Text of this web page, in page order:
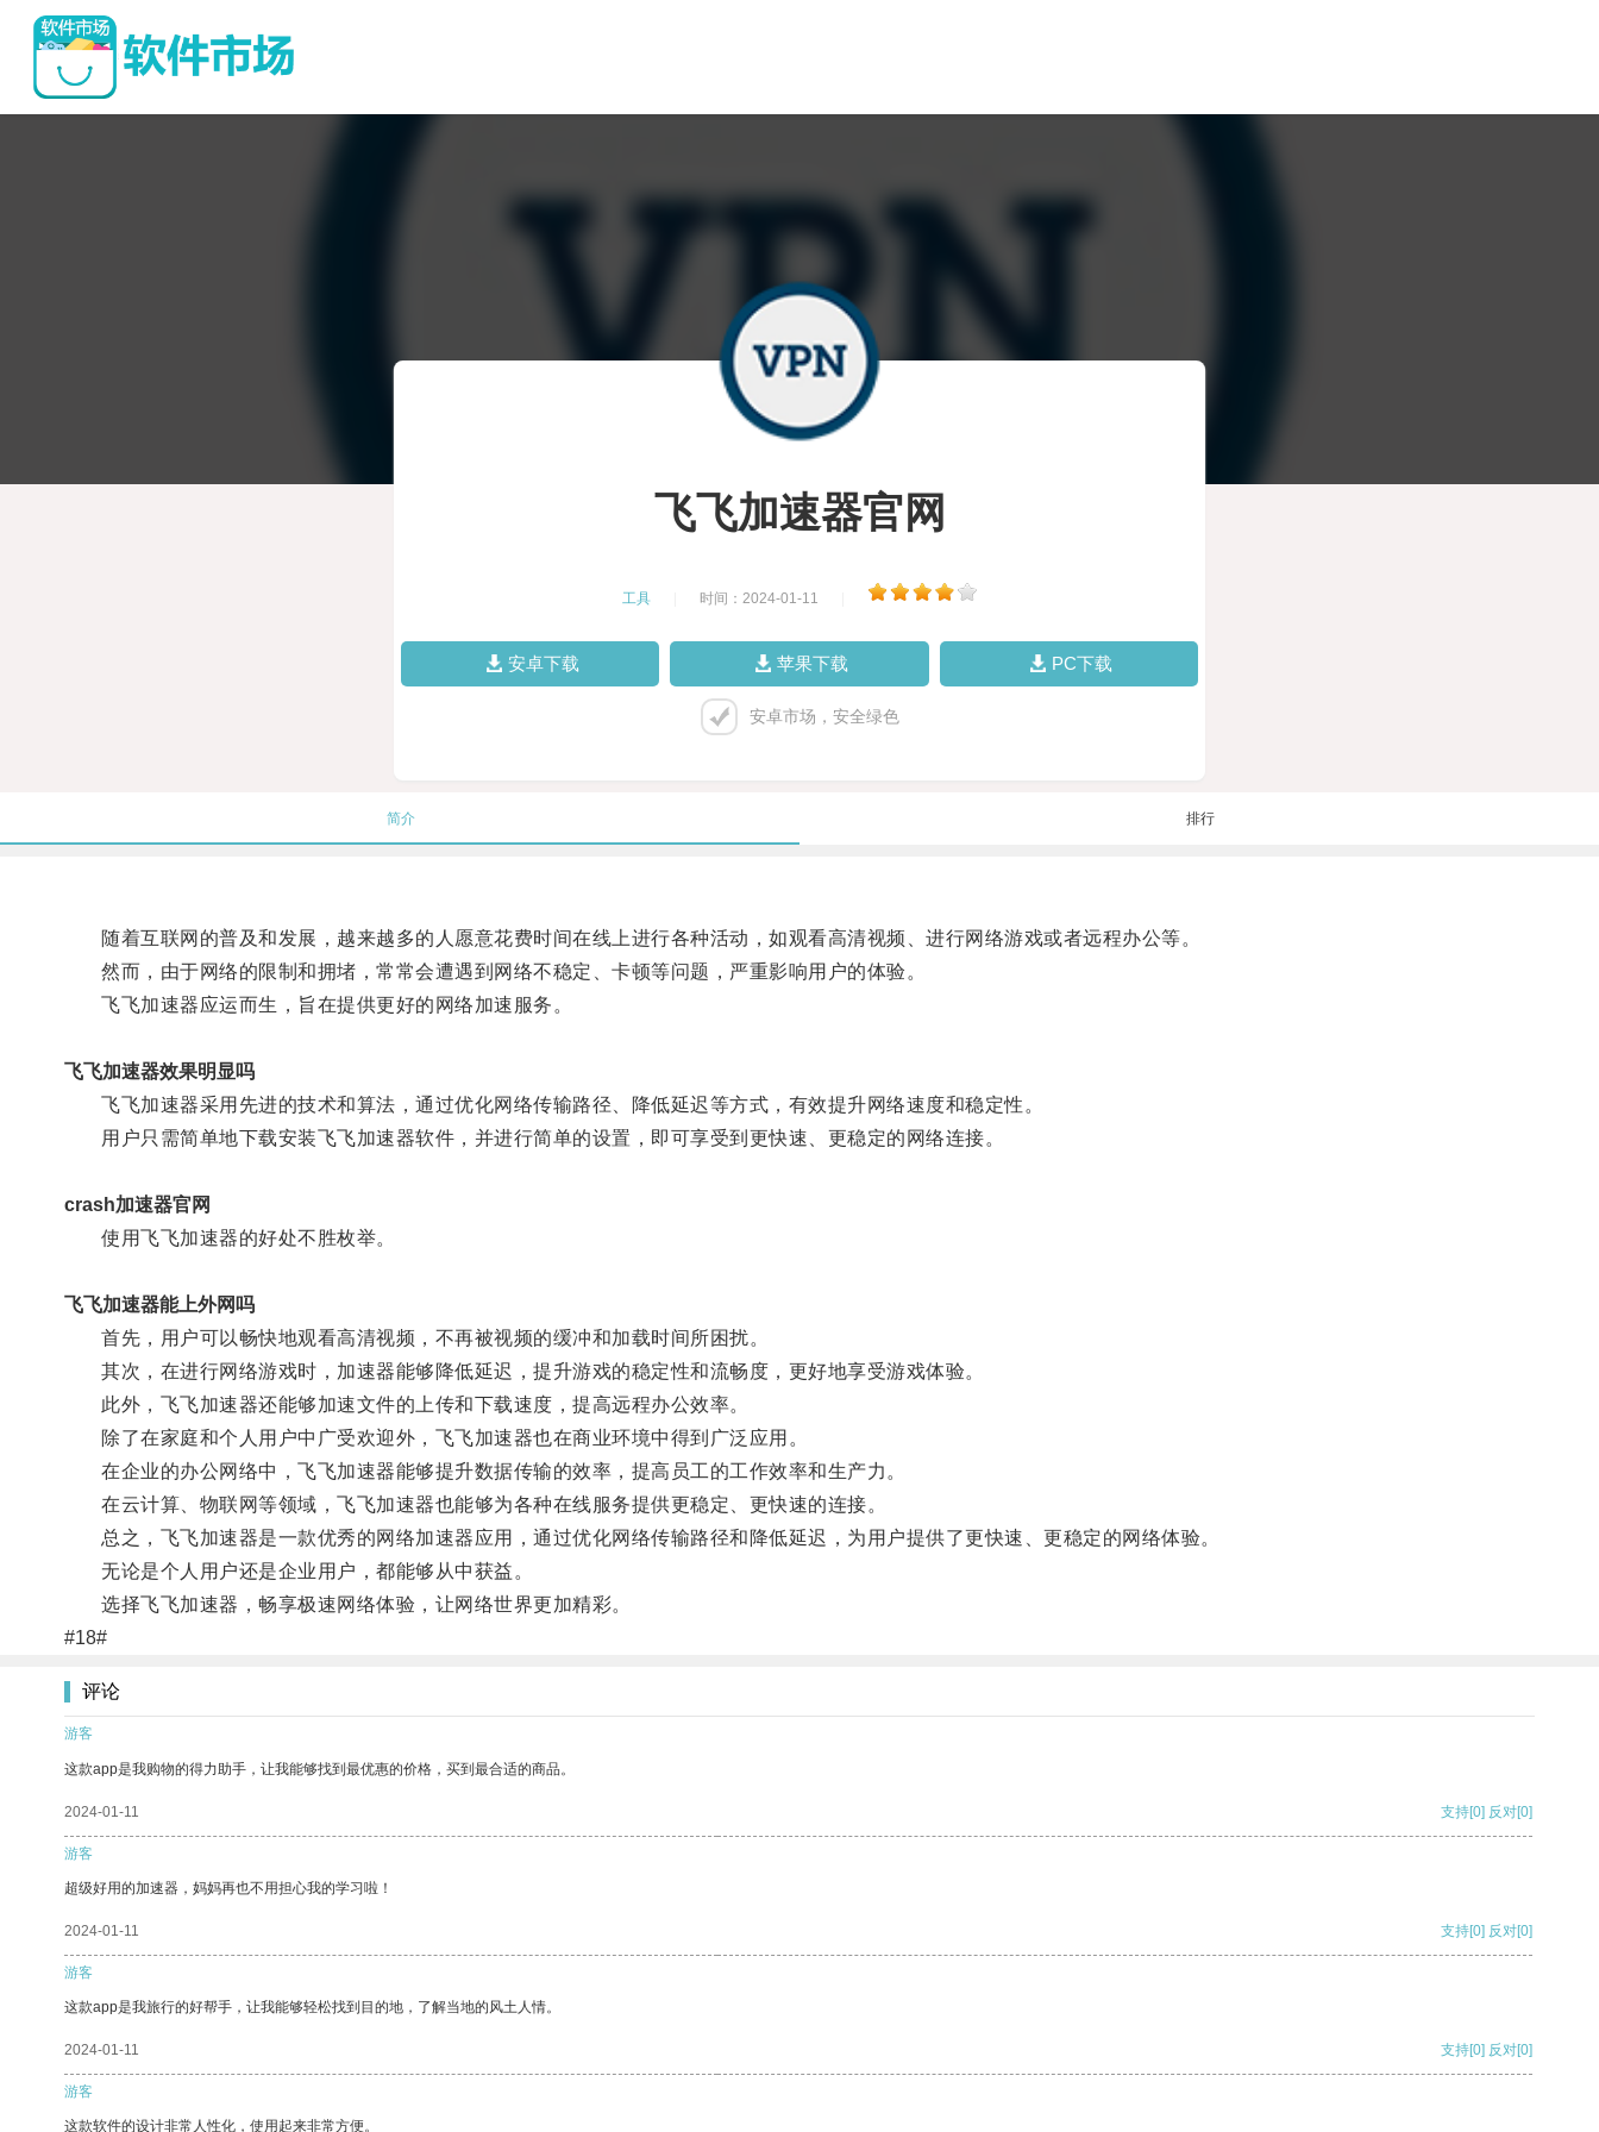
飞飞加速器官网
工具 时间：2024-01-11
安卓下载 苹果下载 PC下载
安卓市场，安全绿色
简介 排行
随着互联网的普及和发展，越来越多的人愿意花费时间在线上进行各种活动，如观看高清视频、进行网络游戏或者远程办公等。
然而，由于网络的限制和拥堵，常常会遭遇到网络不稳定、卡顿等问题，严重影响用户的体验。
飞飞加速器应运而生，旨在提供更好的网络加速服务。
飞飞加速器效果明显吗
飞飞加速器采用先进的技术和算法，通过优化网络传输路径、降低延迟等方式，有效提升网络速度和稳定性。
用户只需简单地下载安装飞飞加速器软件，并进行简单的设置，即可享受到更快速、更稳定的网络连接。
crash加速器官网
使用飞飞加速器的好处不胜枚举。
飞飞加速器能上外网吗
首先，用户可以畅快地观看高清视频，不再被视频的缓冲和加载时间所困扰。
其次，在进行网络游戏时，加速器能够降低延迟，提升游戏的稳定性和流畅度，更好地享受游戏体验。
此外，飞飞加速器还能够加速文件的上传和下载速度，提高远程办公效率。
除了在家庭和个人用户中广受欢迎外，飞飞加速器也在商业环境中得到广泛应用。
在企业的办公网络中，飞飞加速器能够提升数据传输的效率，提高员工的工作效率和生产力。
在云计算、物联网等领域，飞飞加速器也能够为各种在线服务提供更稳定、更快速的连接。
总之，飞飞加速器是一款优秀的网络加速器应用，通过优化网络传输路径和降低延迟，为用户提供了更快速、更稳定的网络体验。
无论是个人用户还是企业用户，都能够从中获益。
选择飞飞加速器，畅享极速网络体验，让网络世界更加精彩。
#18#
评论
游客
这款app是我购物的得力助手，让我能够找到最优惠的价格，买到最合适的商品。
2024-01-11 支持[0] 反对[0]
游客
超级好用的加速器，妈妈再也不用担心我的学习啦！
2024-01-11 支持[0] 反对[0]
游客
这款app是我旅行的好帮手，让我能够轻松找到目的地，了解当地的风土人情。
2024-01-11 支持[0] 反对[0]
游客
这款软件的设计非常人性化，使用起来非常方便。